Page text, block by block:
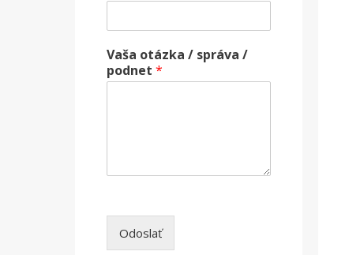
Vaša otázka / správa /
podnet *
Odoslať